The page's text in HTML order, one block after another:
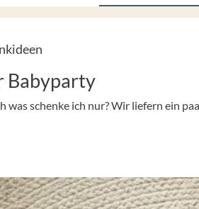
Babyparty
was schenke ich nur? Wir liefern ein